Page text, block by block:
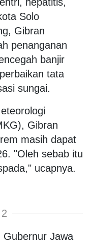
Solo
Gibran
penanganan
banjir
tata
sungai.
Gibran
masih dapat
"Oleh sebab itu
ucapnya.
Gubernur Jawa